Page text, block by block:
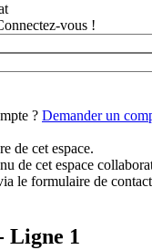
vous !
? Demander un
de cet espace.
de cet espace
le formulaire de
Ligne 1